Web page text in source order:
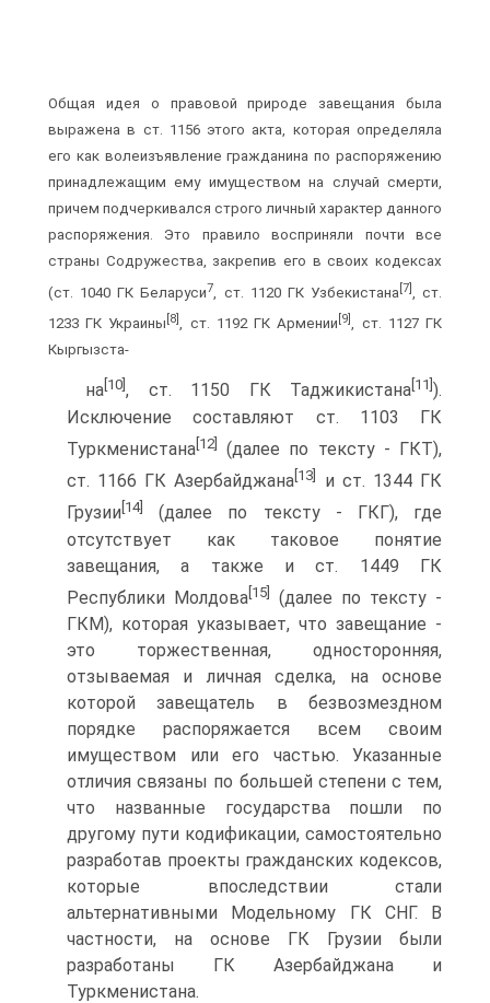
Общая идея о правовой природе завещания была
выражена в ст. 1156 этого акта, которая определяла
его как волеизъявление гражданина по распоряжению
принадлежащим ему имуществом на случай смерти,
причем подчеркивался строго личный характер данного
распоряжения. Это правило восприняли почти все
страны Содружества, закрепив его в своих кодексах
(ст. 1040 ГК Беларуси7 , ст. 1120 ГК Узбекистана [7]
, ст.
1233 ГК Украины [8], ст. 1192 ГК Армении [9], ст. 1127 ГК
Кыргызста-
на [10] , ст. 1150 ГК Таджикистана [11] ).
Исключение составляют ст. 1103 ГК
Туркменистана[12]
(далее по тексту - ГКТ),
ст. 1166 ГК Азербайджана [13]
и ст. 1344 ГК
Грузии [14]
(далее по тексту - ГКГ), где
отсутствует как таковое понятие
завещания, а также и ст. 1449 ГК
Республики Молдова[15]
(далее по тексту -
ГКМ), которая указывает, что завещание -
это торжественная, односторонняя,
отзываемая и личная сделка, на основе
которой завещатель в безвозмездном
порядке распоряжается всем своим
имуществом или его частью. Указанные
отличия связаны по большей степени с тем,
что названные государства пошли по
другому пути кодификации, самостоятельно
разработав проекты гражданских кодексов,
которые впоследствии стали
альтернативными Модельному ГК СНГ. В
частности, на основе ГК Грузии были
разработаны ГК Азербайджана и
Туркменистана.